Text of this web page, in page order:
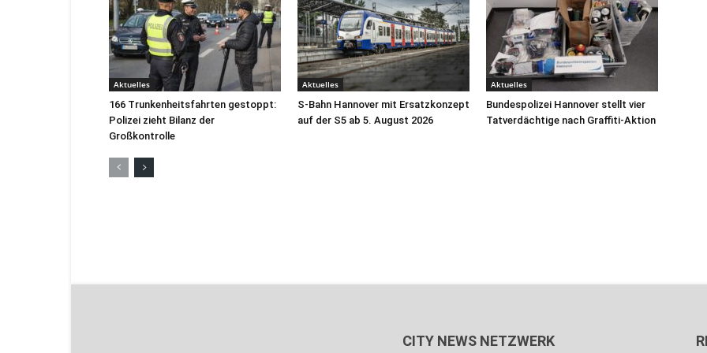
Aktuelles
166 Trunkenheitsfahrten gestoppt:
Polizei zieht Bilanz der
Großkontrolle
Aktuelles
S-Bahn Hannover mit Ersatzkonzept
auf der S5 ab 5. August 2026
Aktuelles
Bundespolizei Hannover stellt vier
Tatverdächtige nach Graffiti-Aktion
CITY NEWS NETZWERK